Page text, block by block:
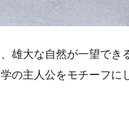
雄大な自然が一望で
の主人公をモチーフに